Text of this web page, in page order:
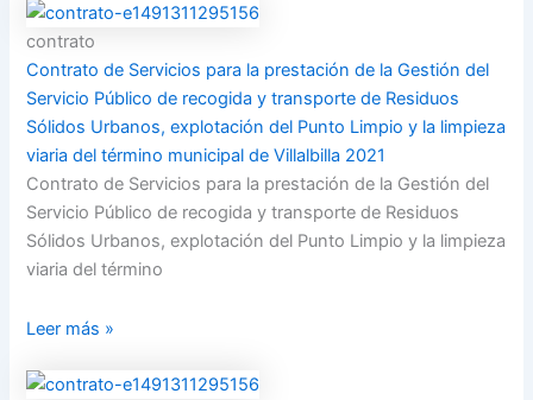
contrato
Contrato de Servicios para la prestación de la Gestión del
Servicio Público de recogida y transporte de Residuos
Sólidos Urbanos, explotación del Punto Limpio y la limpieza
viaria del término municipal de Villalbilla 2021
Contrato de Servicios para la prestación de la Gestión del
Servicio Público de recogida y transporte de Residuos
Sólidos Urbanos, explotación del Punto Limpio y la limpieza
viaria del término
Leer más »